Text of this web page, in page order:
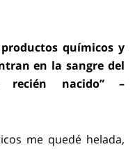
químicos y
en la sangre del
nacido” –
me quedé helada,